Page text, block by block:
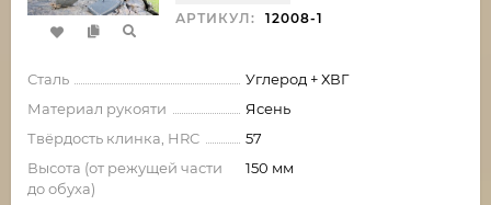
АРТИКУЛ:
12008-1
Сталь
Углерод + ХВГ
Материал рукояти
Ясень
Твёрдость клинка, HRC
57
Высота (от режущей части
до обуха)
150 мм